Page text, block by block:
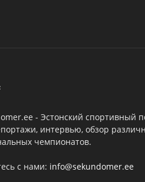
- Эстонский спортивный
интервью, обзор
чемпионатов.
с нами: info@sekundomer.ee